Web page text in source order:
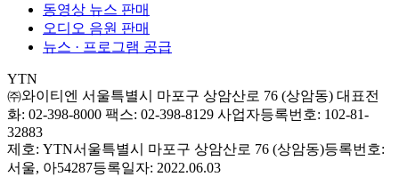
동영상 뉴스 판매
오디오 음원 판매
뉴스 · 프로그램 공급
YTN
㈜와이티엔 서울특별시 마포구 상암산로 76 (상암동) 대표전
화: 02-398-8000 팩스: 02-398-8129 사업자등록번호: 102-81-
32883
제호: YTN서울특별시 마포구 상암산로 76 (상암동)등록번호:
서울, 아54287등록일자: 2022.06.03